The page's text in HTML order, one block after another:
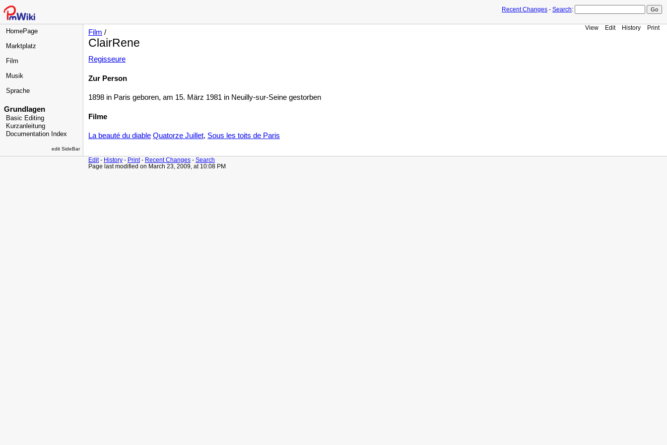
Recent Changes - Search:
HomePage
Marktplatz
Film
Musik
Sprache
Grundlagen
Basic Editing
Kurzanleitung
Documentation Index
edit SideBar
View Edit History Print
Film /
ClairRene
Regisseure
Zur Person
1898 in Paris geboren, am 15. März 1981 in Neuilly-sur-Seine gestorben
Filme
La beauté du diable Quatorze Juillet, Sous les toits de Paris
Edit- History - Print- Recent Changes - Search
Page last modified on March 23, 2009, at 10:08 PM